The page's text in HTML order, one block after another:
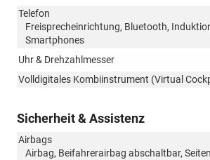
Telefon
Freisprecheinrichtung, Bluetooth,
Smartphones
Uhr & Drehzahlmesser
Volldigitales Kombiinstrument (Virtual
Sicherheit & Assistenz
Airbags
Airbag, Beifahrerairbag abschaltbar,